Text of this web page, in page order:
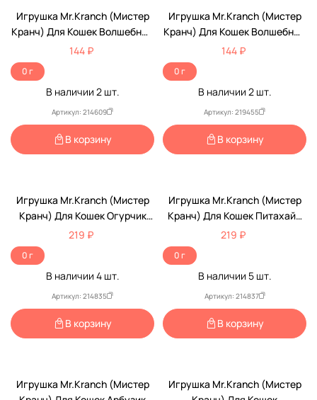
Игрушка Mr.Kranch (Мистер
Кранч) Для Кошек Волшебный
Грибочек, 12см, Плюш, С
Кошачьей Мятой, Красная
144 ₽
0 г
В наличии 2шт.
Артикул: 214609
В корзину
Игрушка Mr.Kranch (Мистер
Кранч) Для Кошек Волшебный
Грибочек 10см, Плюш, С
Кошачьей Мятой, Синяя
144 ₽
0 г
В наличии 2шт.
Артикул: 219455
В корзину
Игрушка Mr.Kranch (Мистер
Кранч) Для Кошек Огурчик
17см, Плюш, С Кошачьей
219 ₽
0 г
В наличии 4шт.
Артикул: 214835
В корзину
Игрушка Mr.Kranch (Мистер
Кранч) Для Кошек Питахайя
19см, Плюш, С Кошачьей
219 ₽
0 г
В наличии 5шт.
Артикул: 214837
В корзину
Игрушка Mr.Kranch (Мистер
Игрушка Mr.Kranch (Мистер